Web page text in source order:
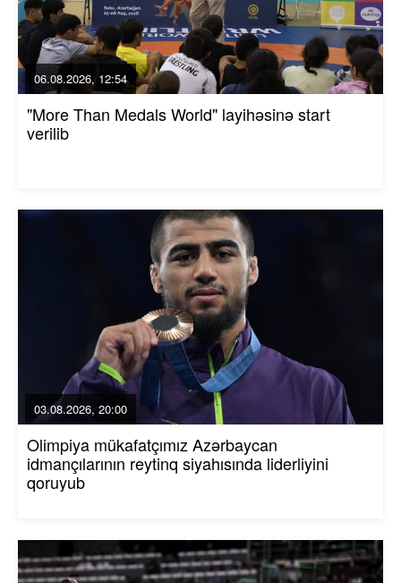
06.08.2026, 12:54
"More Than Medals World" layihəsinə start
verilib
03.08.2026, 20:00
Olimpiya mükafatçımız Azərbaycan
idmançılarının reytinq siyahısında liderliyini
qoruyub